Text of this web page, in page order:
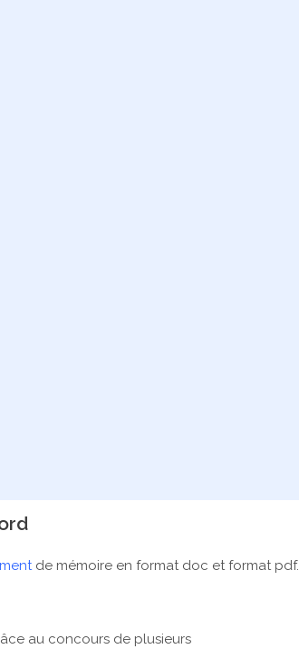
de mémoire en format doc et format pdf.
au concours de plusieurs